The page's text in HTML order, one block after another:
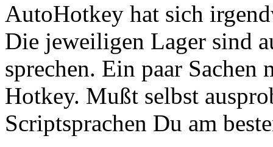
AutoHotkey hat sich
Die jeweiligen Lager sind
sprechen. Ein paar Sachen
Hotkey. Mußt selbst
Scriptsprachen Du am